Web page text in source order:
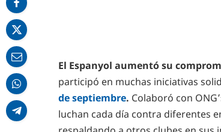
El Espanyol aumentó su
participó en muchas iniciativas
de septiembre. Colaboró con
luchan cada día contra diferentes